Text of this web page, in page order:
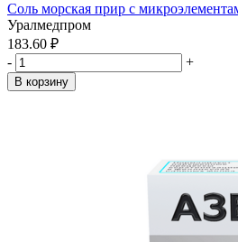
Соль морская прир с
Уралмедпром
183.60 ₽
-
+
В корзину